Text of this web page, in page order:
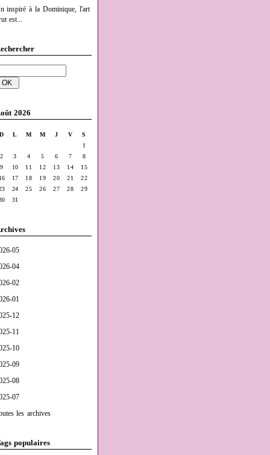
inspiré à la Dominique, l'art
est...
2026
D L M M J V
S
1
2
3 4 5 6 7
8
9
10 11 12 13 14
15
16
17 18 19 20 21
22
24 25 26 27 28
29
31
05
04
02
01
12
11
10
09
08
07
les archives
populaires